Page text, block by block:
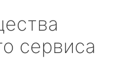
сервиса